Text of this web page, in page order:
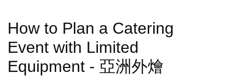
How to Plan a Catering
Event with Limited
Equipment - 亞洲外燴